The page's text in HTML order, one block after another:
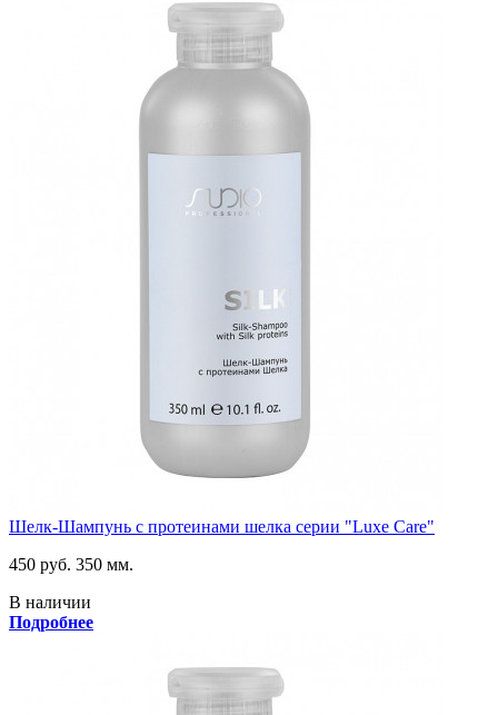
Шелк-Шампунь с протеинами шелка серии "Luxe Care"
450 руб. 350 мм.
В наличии
Подробнее